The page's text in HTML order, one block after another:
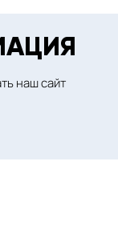
наш сайт